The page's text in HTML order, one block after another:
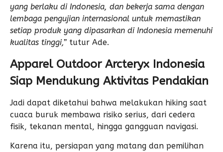
yang berlaku di Indonesia, dan bekerja sama dengan
lembaga pengujian internasional untuk memastikan
setiap produk yang dipasarkan di Indonesia memenuhi
kualitas tinggi,” tutur Ade.
Apparel Outdoor Arcteryx Indonesia
Siap Mendukung Aktivitas Pendakian
Jadi dapat diketahui bahwa melakukan hiking saat
cuaca buruk membawa risiko serius, dari cedera
fisik, tekanan mental, hingga gangguan navigasi.
Karena itu, persiapan yang matang dan pemilihan